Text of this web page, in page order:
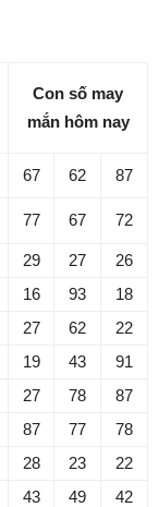
Con số may
mắn hôm nay
67 62 87
77 67 72
29 27
26
16 93 18
27 62
22
19 43 91
27 78
87
87 77 78
28 23
22
43 49 42